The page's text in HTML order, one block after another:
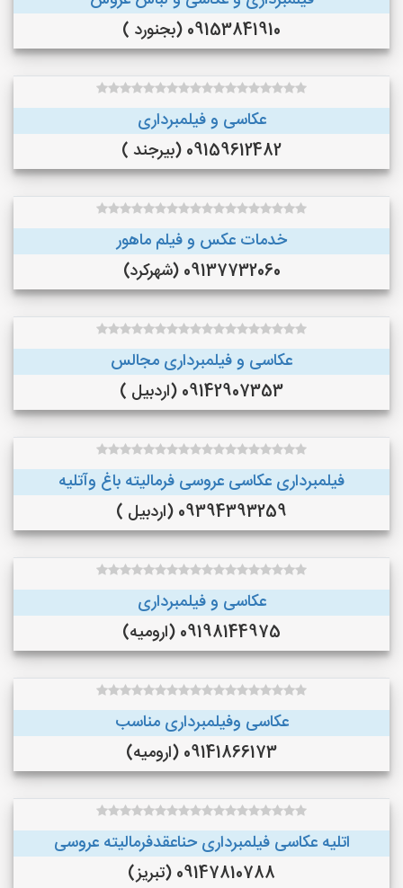
09153841910 (بجنورد )
عکاسی و فیلمبرداری
09159612482 (بیرجند )
خدمات عکس و فیلم ماهور
09137732060 (شهرکرد)
عکاسی و فیلمبرداری مجالس
09142907353 (اردبیل )
فیلمبرداری عکاسی عروسی فرمالیته باغ وآتلیه
09394393259 (اردبیل )
عکاسی و فیلمبرداری
09198144975 (ارومیه)
عکاسی وفیلمبرداری مناسب
09141866173 (ارومیه)
اتلیه عکاسی فیلمبرداری حناعقدفرمالیته عروسی
09147810788 (تبریز)